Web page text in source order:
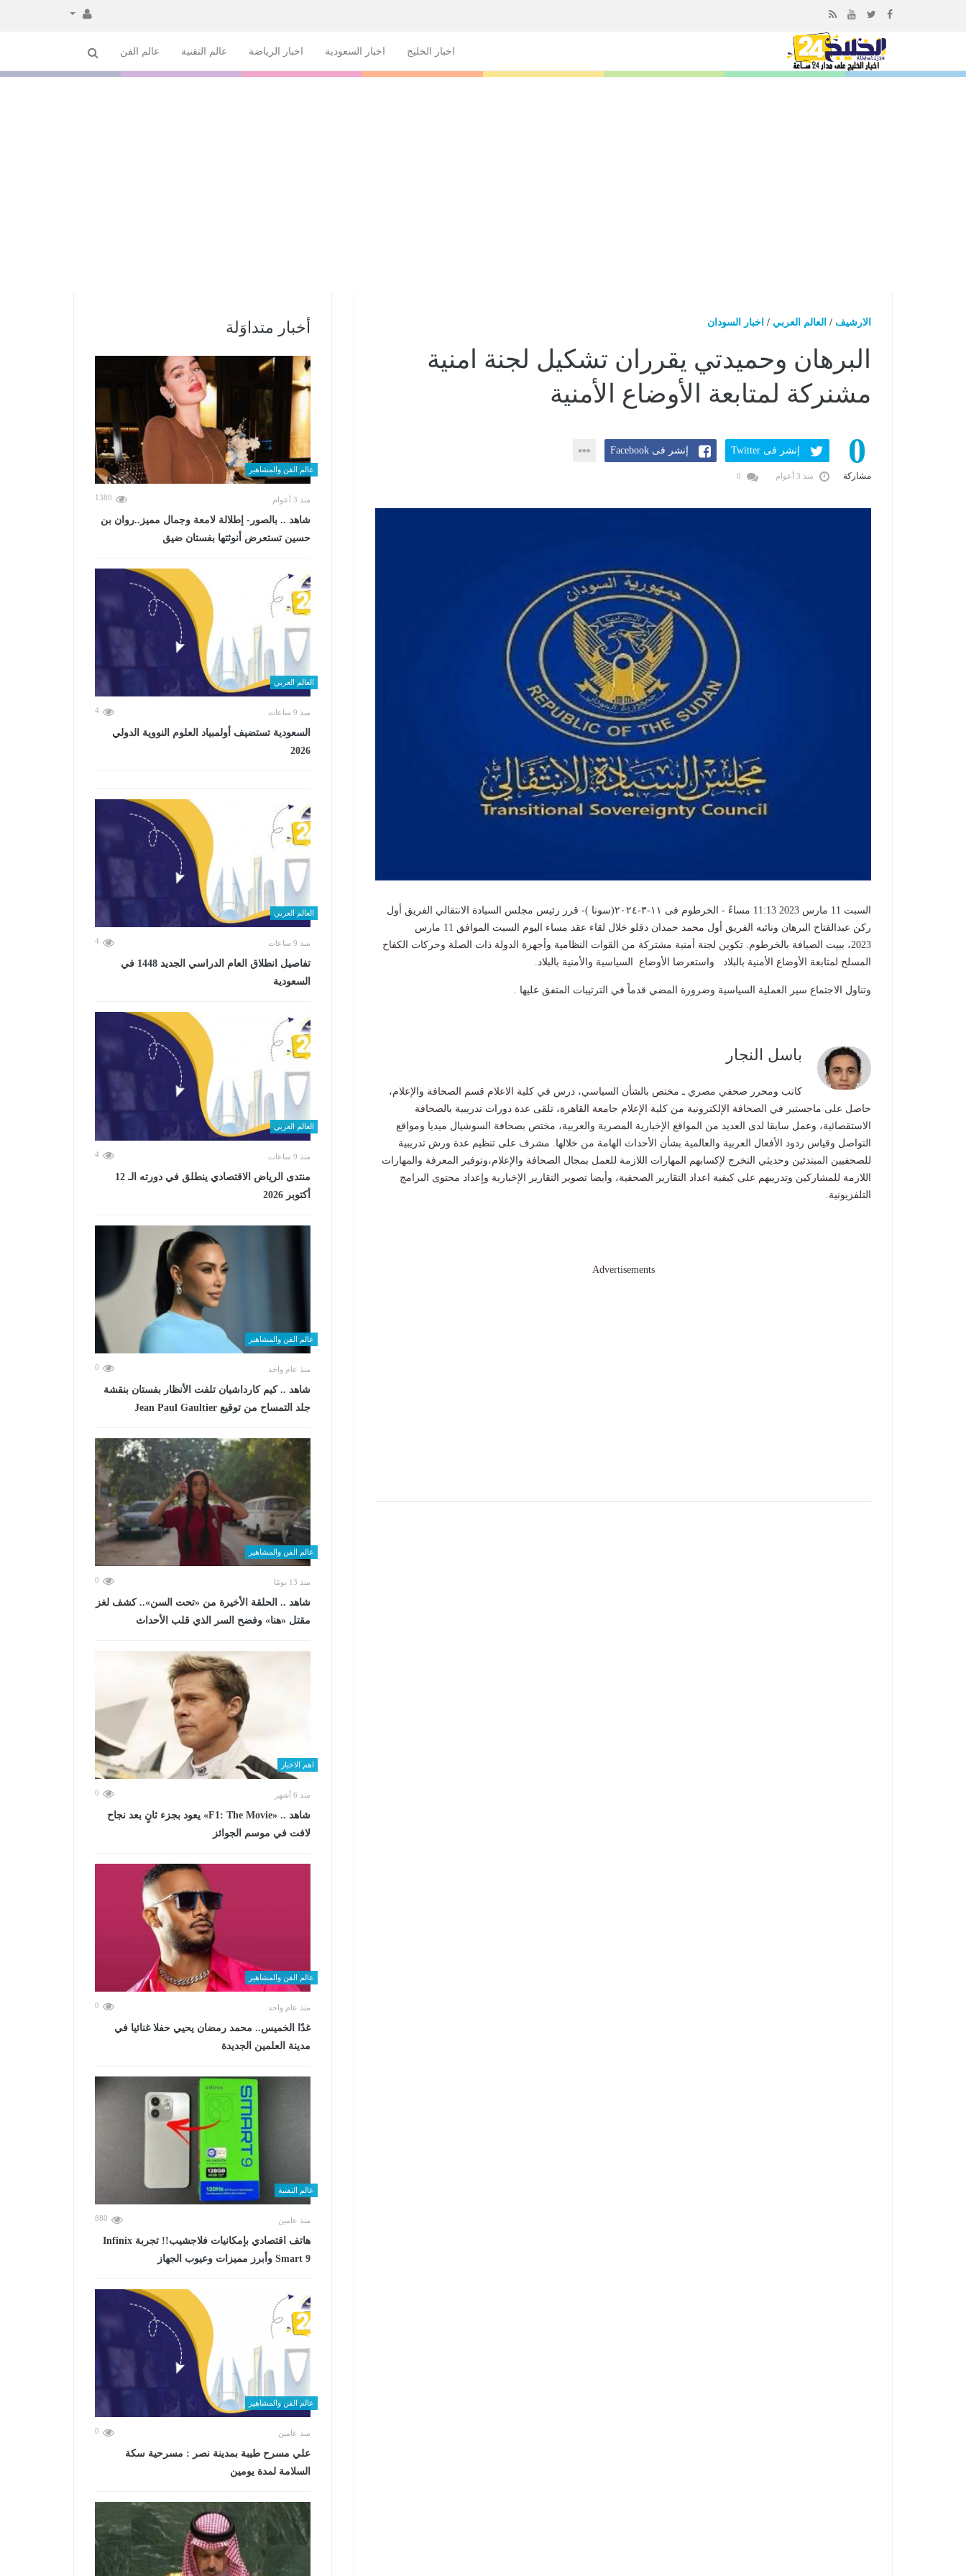
المحتوى
اخبار الخليج اخبار السعودية اخبار الرياضة عالم التقنية عالم الفن
الارشيف / العالم العربي / اخبار السودان
البرهان وحميدتي يقرران تشكيل لجنة امنية
مشنركة لمتابعة الأوضاع الأمنية
0
مشاركة
إنشر فى Twitter إنشر فى Facebook
منذ 3 أعوام
السبت 11 مارس 2023 11:13 مساءً - الخرطوم فى ١١-٣-٢٠٢٤(سونا )- قرر رئيس مجلس السيادة الانتقالي الفريق أول
ركن عبدالفتاح البرهان ونائبه الفريق أول محمد حمدان دقلو خلال لقاء عقد مساء اليوم السبت الموافق 11 مارس
2023، ببيت الضيافة بالخرطوم. تكوين لجنة أمنية مشتركة من القوات النظامية وأجهزة الدولة ذات الصلة وحركات الكفاح
المسلح لمتابعة الأوضاع الأمنية بالبلاد واستعرضا الأوضاع السياسية والأمنية بالبلاد.
وتناول الاجتماع سير العملية السياسية وضرورة المضي قدماً في الترتيبات المتفق عليها .
باسل النجار
كاتب ومحرر صحفي مصري ـ مختص بالشأن السياسي، درس في كلية الاعلام قسم الصحافة والإعلام،
حاصل على ماجستير في الصحافة الإلكترونية من كلية الإعلام جامعة القاهرة، تلقى عدة دورات تدريبية بالصحافة
الاستقصائية، وعمل سابقا لدى العديد من المواقع الإخبارية المصرية والعربية، مختص بصحافة السوشيال ميديا ومواقع
التواصل وقياس ردود الأفعال العربية والعالمية بشأن الأحداث الهامة من خلالها. مشرف على تنظيم عدة ورش تدريبية
للصحفيين المبتدئين وحديثي التخرج لإكسابهم المهارات اللازمة للعمل بمجال الصحافة والإعلام،وتوفير المعرفة والمهارات
اللازمة للمشاركين وتدريبهم على كيفية اعداد التقارير الصحفية، وأيضا تصوير التقارير الإخبارية وإعداد محتوى البرامج
التلفزيونية.
Advertisements
أخبار متداوَلة
عالم الفن والمشاهير
منذ 3 أعوام 1380
شاهد .. بالصور- إطلالة لامعة وجمال مميز..روان بن
حسين تستعرض أنوثتها بفستان ضيق
العالم العربي
منذ 9 ساعات 4
السعودية تستضيف أولمبياد العلوم النووية الدولي
2026
العالم العربي
منذ 9 ساعات 4
تفاصيل انطلاق العام الدراسي الجديد 1448 في
السعودية
العالم العربي
منذ 9 ساعات 4
منتدى الرياض الاقتصادي ينطلق في دورته الـ 12
أكتوبر 2026
عالم الفن والمشاهير
منذ عام واحد 0
شاهد .. كيم كارداشيان تلفت الأنظار بفستان بنقشة
جلد التمساح من توقيع Jean Paul Gaultier
عالم الفن والمشاهير
منذ 13 يومًا 0
شاهد .. الحلقة الأخيرة من «تحت السن».. كشف لغز
مقتل «هنا» وفضح السر الذي قلب الأحداث
اهم الاخبار
منذ 6 أشهر 0
شاهد .. «F1: The Movie» يعود بجزء ثانٍ بعد نجاح
لافت في موسم الجوائز
عالم الفن والمشاهير
منذ عام واحد 0
غدًا الخميس.. محمد رمضان يحيي حفلا غنائيا في
مدينة العلمين الجديدة
عالم التقنية
منذ عامين 880
هاتف اقتصادي بإمكانيات فلاجشيب!! تجربة Infinix
Smart 9 وأبرز مميزات وعيوب الجهاز
عالم الفن والمشاهير
منذ عامين 0
علي مسرح طيبة بمدينة نصر : مسرحية سكة
السلامة لمدة يومين